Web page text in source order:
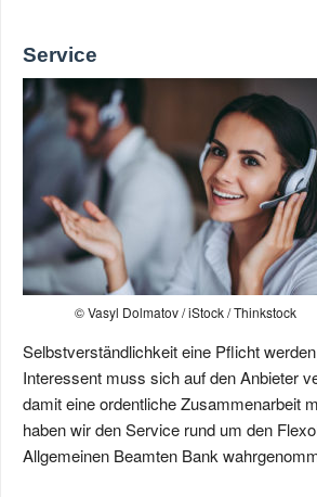
Service
© Vasyl Dolmatov / iStock / Thinkstock
Selbstverständlichkeit eine Pflicht
Interessent muss sich auf den Anbieter
damit eine ordentliche Zusammenarbeit
haben wir den Service rund um den
Allgemeinen Beamten Bank